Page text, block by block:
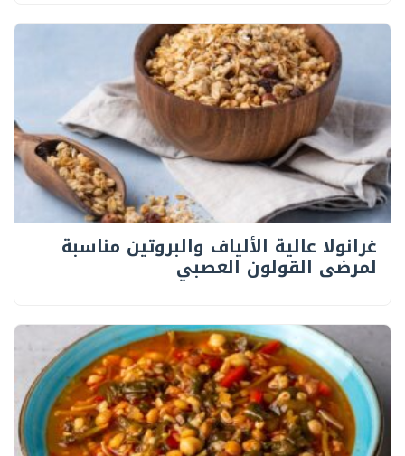
غرانولا عالية الألياف والبروتين مناسبة
لمرضى القولون العصبي